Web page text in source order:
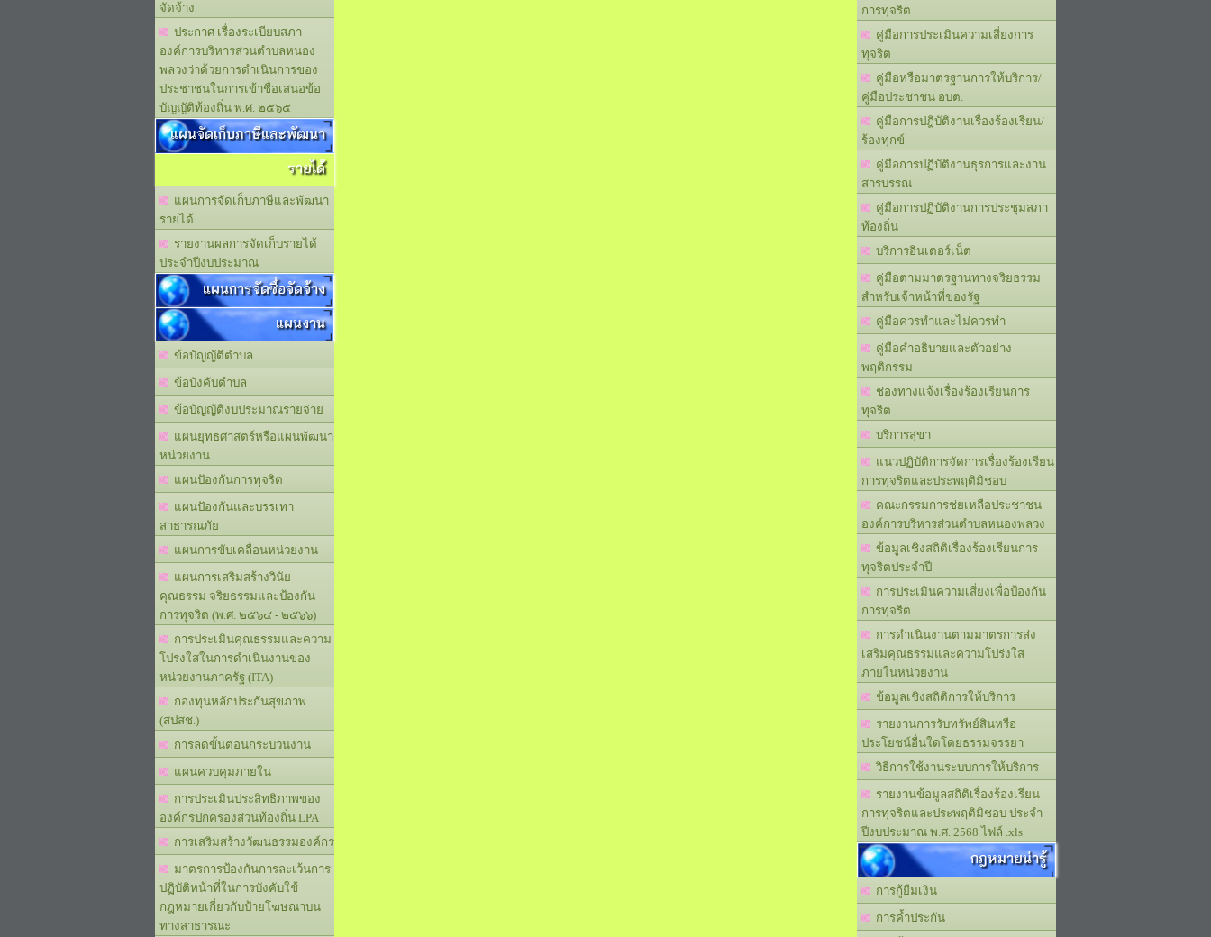
จัดจ้าง
ประกาศ เรื่องระเบียบสภา
องค์การบริหารส่วนตำบลหนอง
พลวงว่าด้วยการดำเนินการของ
ประชาชนในการเข้าชื่อเสนอข้อ
บัญญัติท้องถิ่น พ.ศ. ๒๕๖๕
แผนจัดเก็บภาษีและพัฒนา
รายได้
แผนการจัดเก็บภาษีและพัฒนา
รายได้
รายงานผลการจัดเก็บรายได้
ประจำปีงบประมาณ
แผนการจัดซื้อจัดจ้าง
แผนงาน
ข้อบัญญัติตำบล
ข้อบังคับตำบล
ข้อบัญญัติงบประมาณรายจ่าย
แผนยุทธศาสตร์หรือแผนพัฒนา
หน่วยงาน
แผนปัองกันการทุจริต
แผนปัองกันและบรรเทา
สาธารณภัย
แผนการขับเคลื่อนหน่วยงาน
แผนการเสริมสร้างวินัย
คุณธรรม จริยธรรมและป้องกัน
การทุจริต (พ.ศ. ๒๕๖๔ - ๒๕๖๖)
การประเมินคุณธรรมและความ
โปร่งใสในการดำเนินงานของ
หน่วยงานภาครัฐ (ITA)
กองทุนหลักประกันสุขภาพ
(สปสช.)
การลดขั้นตอนกระบวนงาน
แผนควบคุมภายใน
การประเมินประสิทธิภาพของ
องค์กรปกครองส่วนท้องถิ่น LPA
การเสริมสร้างวัฒนธรรมองค์กร
มาตรการป้องกันการละเว้นการ
ปฏิบัติหน้าที่ในการบังคับใช้
กฎหมายเกี่ยวกับป้ายโฆษณาบน
ทางสาธารณะ
การทุจริต
คู่มือการประเมินความเสี่ยงการ
ทุจริต
คู่มือหรือมาตรฐานการให้บริการ/
คู่มือประชาชน อบต.
คู่มือการปฎิบัติงานเรื่องร้องเรียน/
ร้องทุกข์
คู่มือการปฏิบัติงานธุรการและงาน
สารบรรณ
คู่มือการปฏิบัติงานการประชุมสภา
ท้องถิ่น
บริการอินเตอร์เน็ต
คู่มือตามมาตรฐานทางจริยธรรม
สำหรับเจ้าหน้าที่ของรัฐ
คู่มือควรทำและไม่ควรทำ
คู่มือคำอธิบายและตัวอย่าง
พฤติกรรม
ช่องทางแจ้งเรื่องร้องเรียนการ
ทุจริต
บริการสุขา
แนวปฏิบัติการจัดการเรื่องร้องเรียน
การทุจริตและประพฤติมิชอบ
คณะกรรมการช่ยเหลือประชาชน
องค์การบริหารส่วนตำบลหนองพลวง
ข้อมูลเชิงสถิติเรื่องร้องเรียนการ
ทุจริตประจำปี
การประเมินความเสี่ยงเพื่อป้องกัน
การทุจริต
การดำเนินงานตามมาตรการส่ง
เสริมคุณธรรมและความโปร่งใส
ภายในหน่วยงาน
ข้อมูลเชิงสถิติการให้บริการ
รายงานการรับทรัพย์สินหรือ
ประโยชน์อื่นใดโดยธรรมจรรยา
วิธีการใช้งานระบบการให้บริการ
รายงานข้อมูลสถิติเรื่องร้องเรียน
การทุจริตและประพฤติมิชอบ ประจำ
ปีงบประมาณ พ.ศ. 2568 ไฟล์ .xls
กฎหมายน่ารู้
การกู้ยืมเงิน
การค้ำประกัน